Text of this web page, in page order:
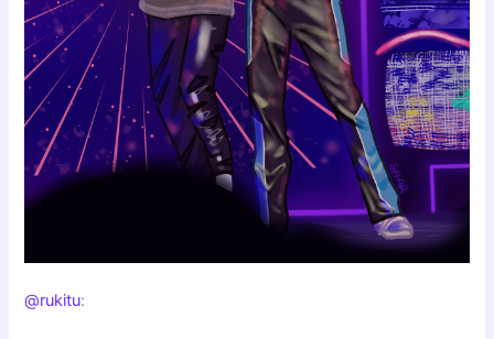
@rukitu: